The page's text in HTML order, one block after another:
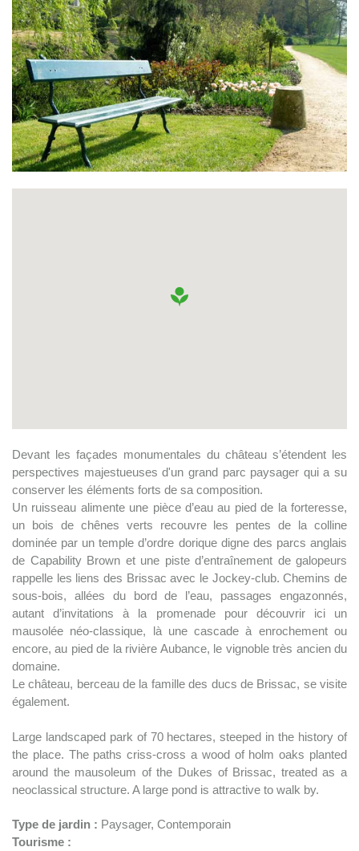
Devant les façades monumentales du château s’étendent les
perspectives majestueuses d'un grand parc paysager qui a su
conserver les éléments forts de sa composition.
Un ruisseau alimente une pièce d’eau au pied de la forteresse,
un bois de chênes verts recouvre les pentes de la colline
dominée par un temple d’ordre dorique digne des parcs anglais
de Capability Brown et une piste d’entraînement de galopeurs
rappelle les liens des Brissac avec le Jockey-club. Chemins de
sous-bois, allées du bord de l’eau, passages engazonnés,
autant d’invitations à la promenade pour découvrir ici un
mausolée néo-classique, là une cascade à enrochement ou
encore, au pied de la rivière Aubance, le vignoble très ancien du
domaine.
Le château, berceau de la famille des ducs de Brissac, se visite
également.
Large landscaped park of 70 hectares, steeped in the history of
the place. The paths criss-cross a wood of holm oaks planted
around the mausoleum of the Dukes of Brissac, treated as a
neoclassical structure. A large pond is attractive to walk by.
Type de jardin : Paysager, Contemporain
Tourisme :